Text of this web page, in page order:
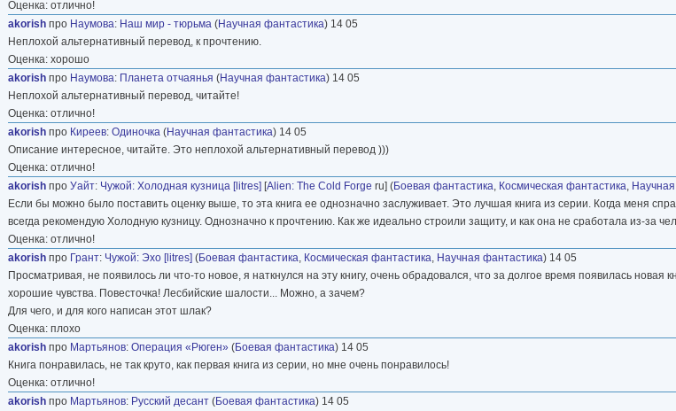
Оценка: отлично!
akorish про Наумова: Наш мир - тюрьма (Научная фантастика) 14 05
Неплохой альтернативный перевод, к прочтению.
Оценка: хорошо
akorish про Наумова: Планета отчаянья (Научная фантастика) 14 05
Неплохой альтернативный перевод, читайте!
Оценка: отлично!
akorish про Киреев: Одиночка (Научная фантастика) 14 05
Описание интересное, читайте. Это неплохой альтернативный перевод )))
Оценка: отлично!
akorish про Уайт: Чужой: Холодная кузница [litres] [Alien: The Cold Forge ru] (Боевая фантастика, Космическая фантастика,
Если бы можно было поставить оценку выше, то эта книга ее однозначно заслуживает. Это лучшая книга из серии. Когда меня
всегда рекомендую Холодную кузницу. Однозначно к прочтению. Как же идеально строили защиту, и как она не сработала из-за
Оценка: отлично!
akorish про Грант: Чужой: Эхо [litres] (Боевая фантастика, Космическая фантастика, Научная фантастика) 14 05
Просматривая, не появилось ли что-то новое, я наткнулся на эту книгу, очень обрадовался, что за долгое время появилась новая
хорошие чувства. Повесточка! Лесбийские шалости... Можно, а зачем?
Для чего, и для кого написан этот шлак?
Оценка: плохо
akorish про Мартьянов: Операция «Рюген» (Боевая фантастика) 14 05
Книга понравилась, не так круто, как первая книга из серии, но мне очень понравилось!
Оценка: отлично!
akorish про Мартьянов: Русский десант (Боевая фантастика) 14 05